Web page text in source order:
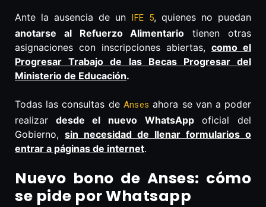
Ante la ausencia de un IFE 5, quienes no puedan
anotarse al Refuerzo Alimentario tienen otras
asignaciones con inscripciones abiertas, como el
Progresar Trabajo de las Becas Progresar del
Ministerio de Educación.
Todas las consultas de Anses ahora se van a poder
realizar desde el nuevo WhatsAppoficial del
Gobierno, sin necesidad de llenar formularios o
entrar a páginas de internet.
Nuevo bono de Anses: cómo
se pide por Whatsapp